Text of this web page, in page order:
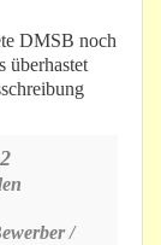
DMSB noch
überhastet
/